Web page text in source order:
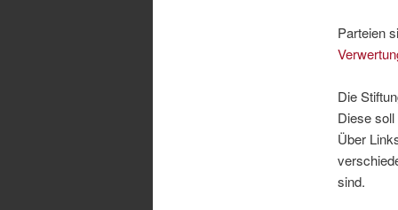
Parteien
Die
Diese
Über
sind.